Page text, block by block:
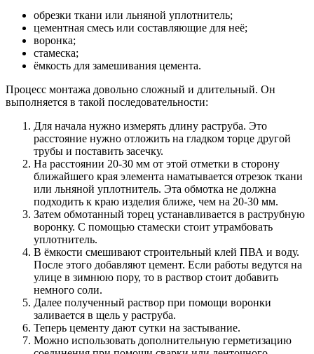
обрезки ткани или льняной уплотнитель;
цементная смесь или составляющие для неё;
воронка;
стамеска;
ёмкость для замешивания цемента.
Процесс монтажа довольно сложный и длительный. Он
выполняется в такой последовательности:
Для начала нужно измерять длину раструба. Это
расстояние нужно отложить на гладком торце другой
трубы и поставить засечку.
На расстоянии 20-30 мм от этой отметки в сторону
ближайшего края элемента наматывается отрезок ткани
или льняной уплотнитель. Эта обмотка не должна
подходить к краю изделия ближе, чем на 20-30 мм.
Затем обмотанный торец устанавливается в раструбную
воронку. С помощью стамески стоит утрамбовать
уплотнитель.
В ёмкости смешивают строительный клей ПВА и воду.
После этого добавляют цемент. Если работы ведутся на
улице в зимнюю пору, то в раствор стоит добавить
немного соли.
Далее полученный раствор при помощи воронки
заливается в щель у раструба.
Теперь цементу дают сутки на застывание.
Можно использовать дополнительную герметизацию